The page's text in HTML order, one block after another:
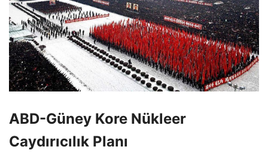
ABD-Güney Kore Nükleer
Caydırıcılık Planı